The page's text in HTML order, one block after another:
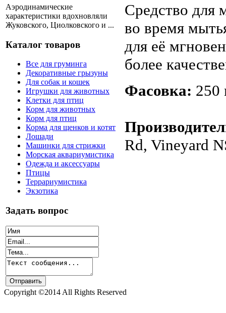
Аэродинамические
характеристики вдохновляли
Жуковского, Циолковского и ...
Каталог товаров
Все для груминга
Декоративные грызуны
Для собак и кошек
Игрушки для животных
Клетки для птиц
Корм для животных
Корм для птиц
Корма для щенков и котят
Лошади
Машинки для стрижки
Морская аквариумистика
Одежда и аксессуары
Птицы
Террариумистика
Экзотика
Задать вопрос
Средство для
во время
для её
более
Фасовка: 250
Rd, Vineyard
Copyright ©2014 All Rights Reserved